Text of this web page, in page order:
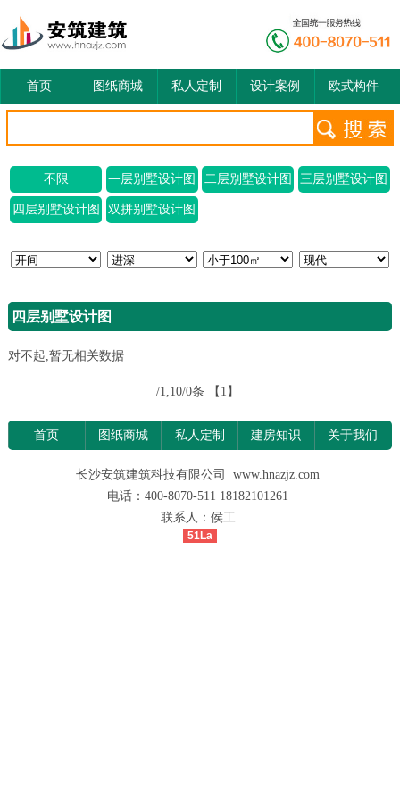
首页 图纸商城 私人定制 设计案例 欧式构件
不限 一层别墅设计图 二层别墅设计图 三层别墅设计图
四层别墅设计图 双拼别墅设计图
四层别墅设计图
对不起,暂无相关数据
/1,10/0条 【1】
首页 图纸商城 私人定制 建房知识 关于我们
长沙安筑建筑科技有限公司 www.hnazjz.com
电话：400-8070-511 18182101261
联系人：侯工
51La